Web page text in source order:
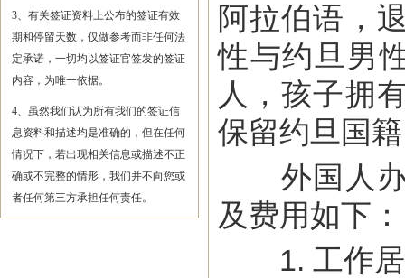
3、有关签证资料上公布的签证有效
期和停留天数，仅做参考而非任何法
定承诺，一切均以签证官签发的签证
内容，为唯一依据。
4、虽然我们认为所有我们的签证信
息资料和描述均是准确的，但在任何
情况下，若出现相关信息或描述不正
确或不完整的情形，我们并不向您或
者任何第三方承担任何责任。
阿拉伯语，
性与约旦男
人，孩子拥
保留约旦国
外国人办
及费用如下：
1. 工作居